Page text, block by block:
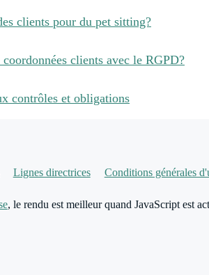
clients pour du pet sitting?
clients avec le RGPD?
contrôles et obligations
Lignes directrices Conditions générales
, le rendu est meilleur quand JavaScript est